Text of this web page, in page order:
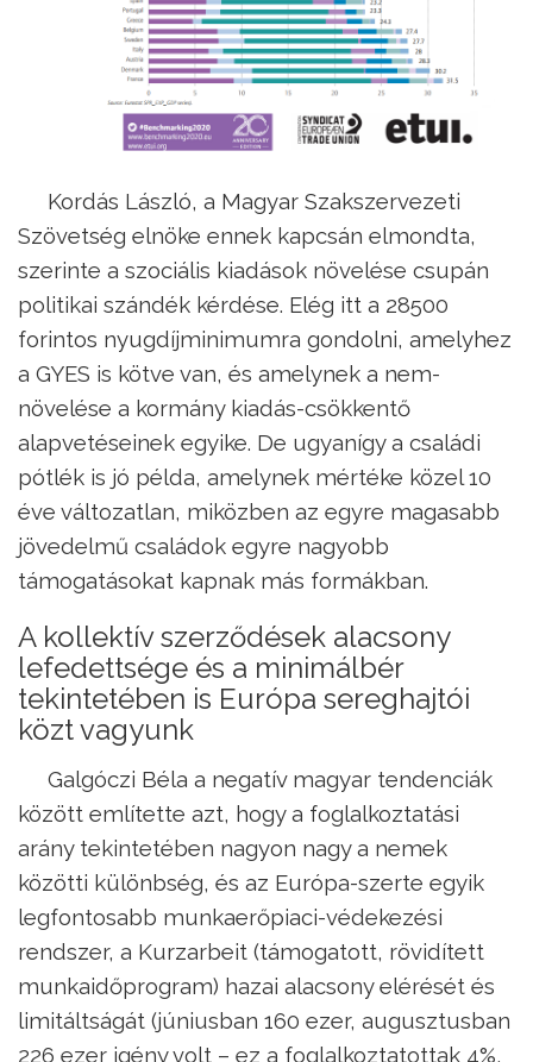
Kordás László, a Magyar Szakszervezeti
Szövetség elnöke ennek kapcsán elmondta,
szerinte a szociális kiadások növelése csupán
politikai szándék kérdése. Elég itt a 28500
forintos nyugdíjminimumra gondolni, amelyhez
a GYES is kötve van, és amelynek a nem-
növelése a kormány kiadás-csökkentő
alapvetéseinek egyike. De ugyanígy a családi
pótlék is jó példa, amelynek mértéke közel 10
éve változatlan, miközben az egyre magasabb
jövedelmű családok egyre nagyobb
támogatásokat kapnak más formákban.
A kollektív szerződések alacsony
lefedettsége és a minimálbér
tekintetében is Európa sereghajtói
közt vagyunk
Galgóczi Béla a negatív magyar tendenciák
között említette azt, hogy a foglalkoztatási
arány tekintetében nagyon nagy a nemek
közötti különbség, és az Európa-szerte egyik
legfontosabb munkaerőpiaci-védekezési
rendszer, a Kurzarbeit (támogatott, rövidített
munkaidőprogram) hazai alacsony elérését és
limitáltságát (júniusban 160 ezer, augusztusban
226 ezer igény volt – ez a foglalkoztatottak 4%,